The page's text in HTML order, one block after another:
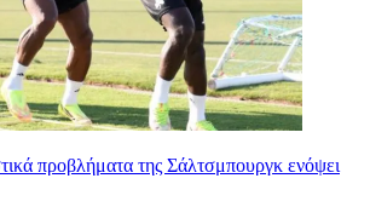
προβλήματα της Σάλτσμπουργκ ενόψει